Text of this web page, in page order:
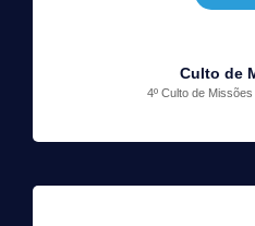
Culto de
4º Culto de